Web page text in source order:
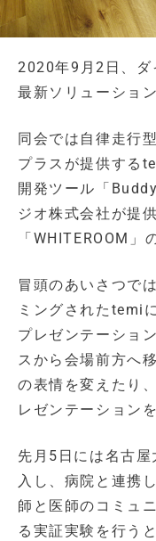
2020年9月2日、ダ
最新ソリューショ
同会では自律走行
プラスが提供する
開発ツール「
ジオ株式会社が提
「WHITEROOM」
冒頭のあいさつで
ミングされたtemi
プレゼンテーショ
スから会場前方へ
の表情を変えたり
レゼンテーション
先月5日には名古
入し、病院と連携
師と医師のコミュ
る実証実験を行う